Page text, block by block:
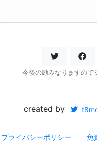
今後の励みなりますので
created by
プライバシーポリシー 免